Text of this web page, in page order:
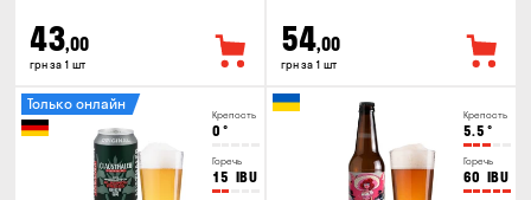
43,00
грн за 1 шт
54,00
грн за 1 шт
Крепость
0 °
Горечь
15 IBU
Только онлайн
Крепость
5.5 °
Горечь
60 IBU